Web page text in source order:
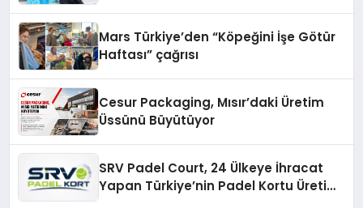
Mars Türkiye’den “Köpeğini İşe Götür
Haftası” çağrısı
Cesur Packaging, Mısır’daki Üretim
Üssünü Büyütüyor
SRV Padel Court, 24 Ülkeye İhracat
Yapan Türkiye’nin Padel Kortu Üretim